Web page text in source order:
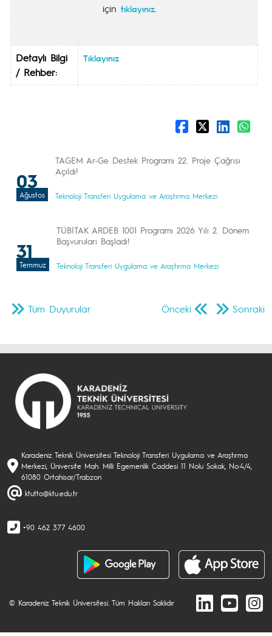
için tıklayınız
Detaylı Bilgi
/ Rehber:
Tıklayınız
03
Ağustos
TAGEM Ar-Ge Destek Programı 22. Proje Çağrısı
Açıldı!
Teknoloji Transferi Uygulama ve Araştırma Merkezi
31
Temmuz
TÜBİTAK ARDEB 1001 Programı 2026 Yılı 2. Dönem
Başvuruları Başladı!
Teknoloji Transferi Uygulama ve Araştırma Merkezi
Önceki Sonraki
Tüm Duyurular
Karadeniz Teknik Üniversitesi Teknoloji Transferi Uygulama ve Araştırma
Merkezi, Üniversite Mah. Milli Egemenlik Caddesi 11 Nolu Sokak, No:4/4,
61080 Ortahisar/Trabzon
ktutto@ktu.edu.tr
+90 462 377 4600
© Karadeniz Teknik Üniversitesi. Tüm Hakları Saklıdır